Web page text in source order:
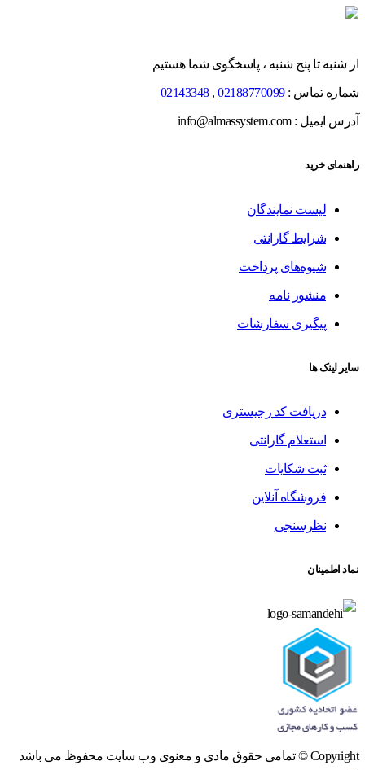
از شنبه تا پنج شنبه ، پاسخگوی شما هستیم
شماره تماس :02188770099
,
02143348
آدرس ایمیل : info@almassystem.com
راهنمای خرید
لیست نمایندگان
شرایط گارانتی
شیوه‌های پرداخت
منشور نامه
پیگیری سفارشات
سایر لینک ها
دریافت کد رجیستری
استعلام گارانتی
ثبت شکایات
فروشگاه آنلاین
نظرسنجی
نماد اطمینان
Copyright © تمامی حقوق مادی و معنوی وب سایت محفوظ می باشد